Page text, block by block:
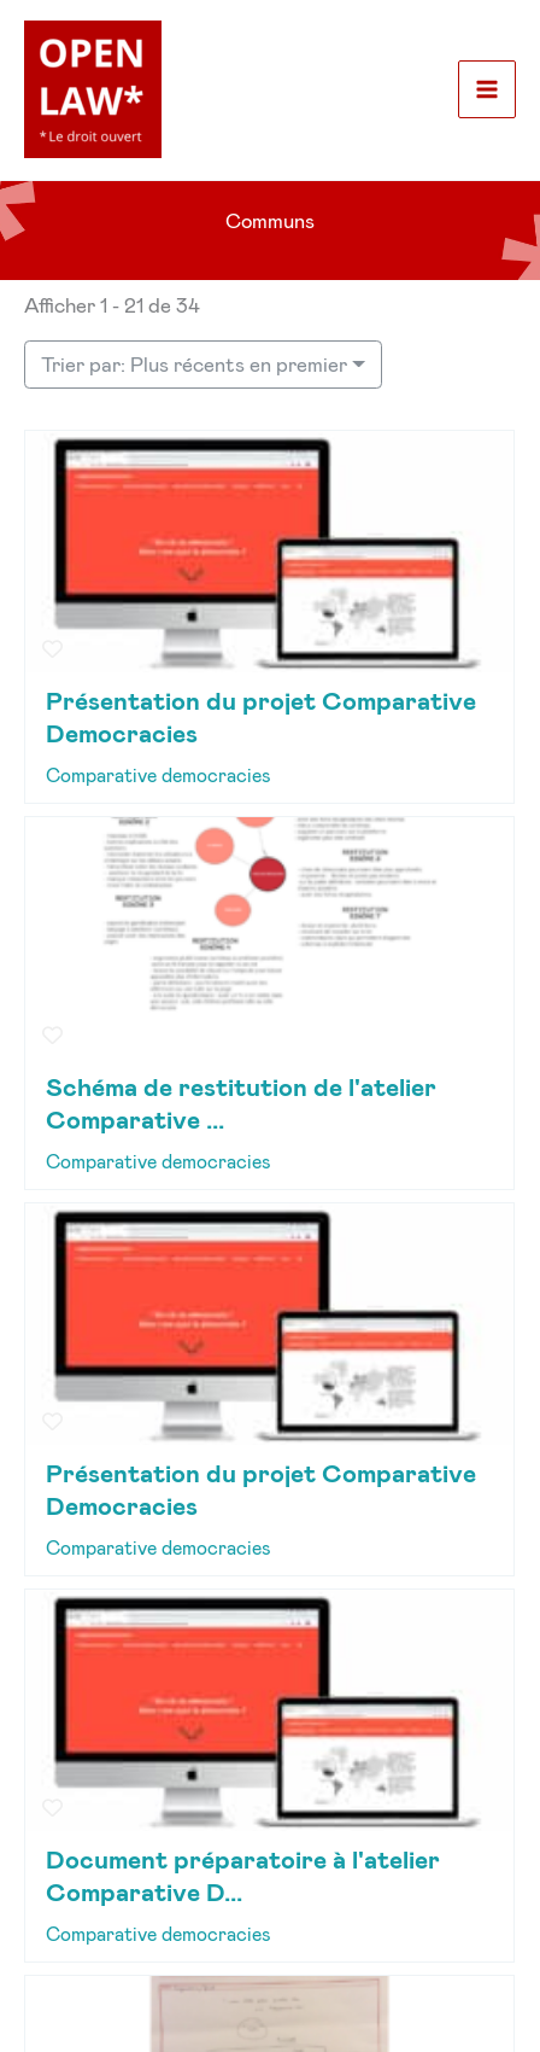
Aller
contenu
Communs
Afficher 1 - 21 de 34
Trier par: Plus récents en premier
Présentation du projet Comparative
Democracies
Comparative democracies
Schéma de restitution de l'atelier
Comparative ...
Comparative democracies
Présentation du projet Comparative
Democracies
Comparative democracies
Document préparatoire à l'atelier
Comparative D...
Comparative democracies